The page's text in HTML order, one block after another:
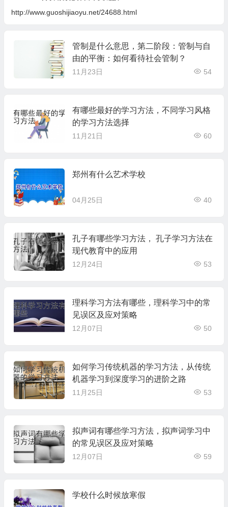
http://www.guoshijiaoyu.net/24688.html
管制是什么意思，第二阶段：管制与自
由的平衡：如何看待社会管制？
11月23日 54
有哪些最好的学习方法，不同学习风格
的学习方法选择
11月21日 60
郑州有什么艺术学校
04月25日 40
孔子有哪些学习方法， 孔子学习方法在
现代教育中的应用
12月24日 53
理科学习方法有哪些，理科学习中的常
见误区及应对策略
12月07日 50
如何学习传统机器的学习方法，从传统
机器学习到深度学习的进阶之路
11月25日 53
拟声词有哪些学习方法，拟声词学习中
的常见误区及应对策略
12月07日 59
学校什么时候放寒假